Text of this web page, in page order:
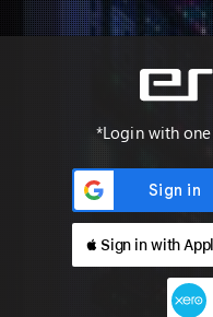
*Login with
 Sign in with